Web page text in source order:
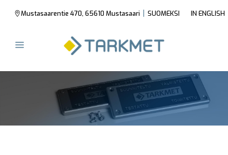
Mustasaarentie 470, 65610 Mustasaari | SUOMEKSI IN ENGLISH